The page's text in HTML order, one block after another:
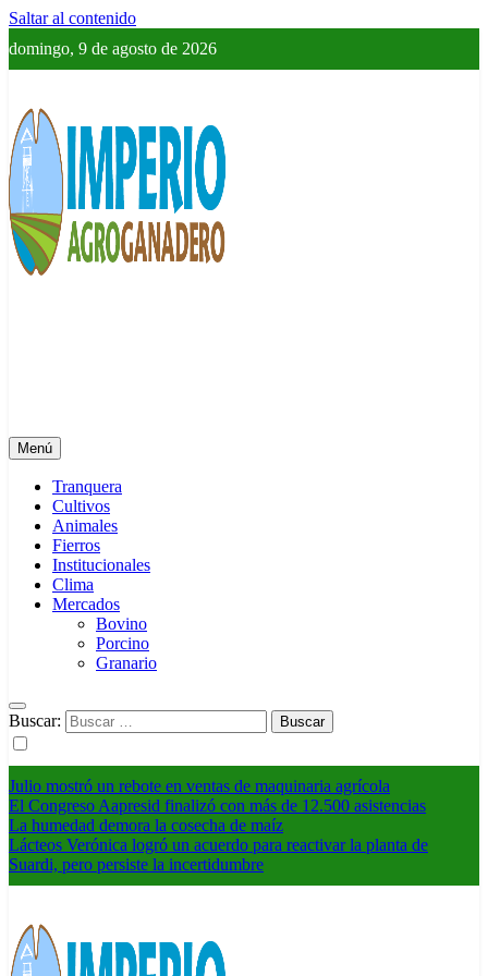
Saltar al contenido
domingo, 9 de agosto de 2026
Menú
Tranquera
Cultivos
Animales
Fierros
Institucionales
Clima
Mercados
Bovino
Porcino
Granario
Buscar:
Julio mostró un rebote en ventas de maquinaria agrícola
El Congreso Aapresid finalizó con más de 12.500 asistencias
La humedad demora la cosecha de maíz
Lácteos Verónica logró un acuerdo para reactivar la planta de
Suardi, pero persiste la incertidumbre